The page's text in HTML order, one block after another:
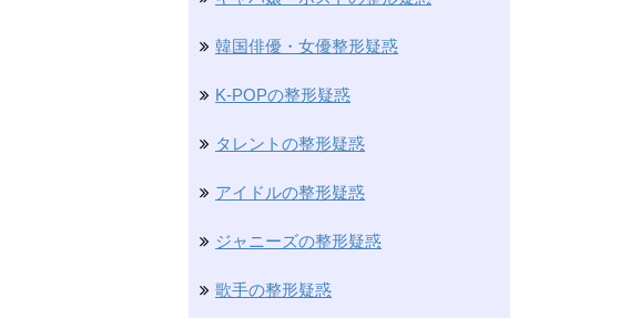
韓国俳優・女優整形疑惑
K-POPの整形疑惑
タレントの整形疑惑
アイドルの整形疑惑
ジャニーズの整形疑惑
歌手の整形疑惑